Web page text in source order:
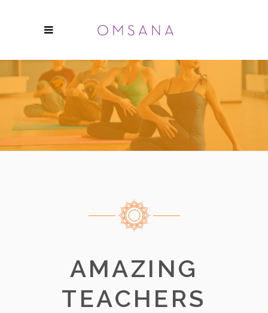
AMAZING
TEACHERS